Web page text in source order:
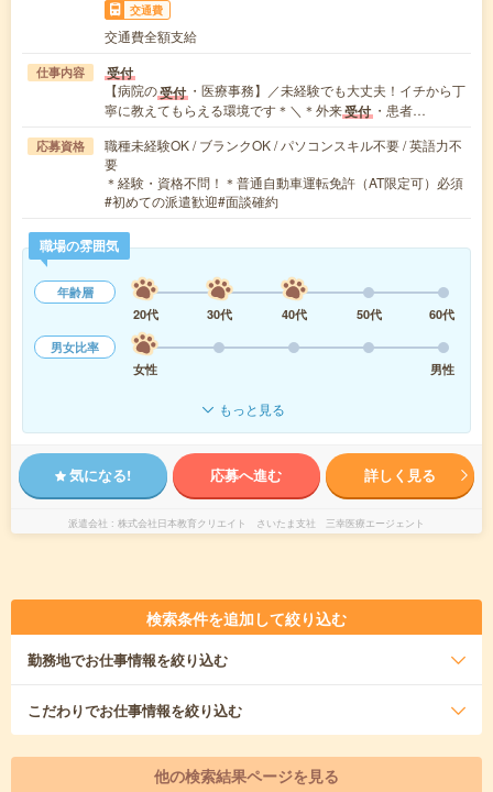
交通費
交通費全額支給
仕事内容 受付
【病院の受付 ・医療事務】／未経験でも大丈夫！イチから丁
寧に教えてもらえる環境です＊＼＊外来受付 ・患者…
応募資格
職種未経験OK / ブランクOK / パソコンスキル不要 / 英語力不
要
＊経験・資格不問！＊普通自動車運転免許（AT限定可）必須
#初めての派遣歓迎#面談確約
職場の雰囲気
年齢層
20代
30代 40代 50代
60代
男女比率
女性
男性
もっと見る
気になる! 応募へ進む 詳しく見る
派遣会社 株式会社日本教育クリエイト さいたま支社 三幸医療エージェント
検索条件を追加して絞り込む
勤務地でお仕事情報を絞り込む
こだわりでお仕事情報を絞り込む
他の検索結果ページを見る